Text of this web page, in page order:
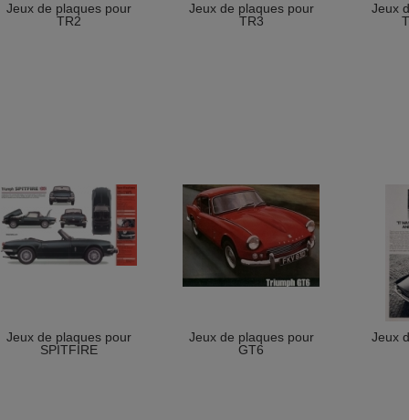
Jeux de plaques pour
TR2
Jeux de plaques pour
TR3
Jeux
Jeux de plaques pour
SPITFIRE
Jeux de plaques pour
GT6
Jeux